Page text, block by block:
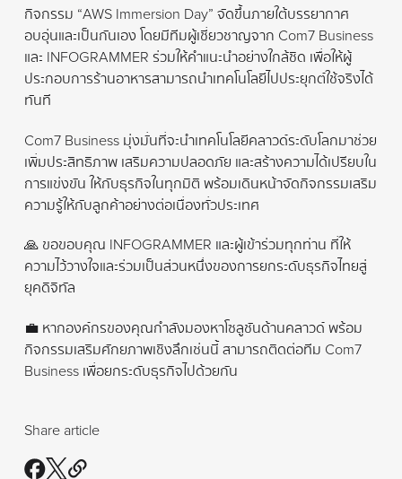
กิจกรรม “AWS Immersion Day” จัดขึ้นภายใต้บรรยากาศ
อบอุ่นและเป็นกันเอง โดยมีทีมผู้เชี่ยวชาญจาก Com7 Business
และ INFOGRAMMER ร่วมให้คำแนะนำอย่างใกล้ชิด เพื่อให้ผู้
ประกอบการร้านอาหารสามารถนำเทคโนโลยีไปประยุกต์ใช้จริงได้
ทันที
Com7 Business มุ่งมั่นที่จะนำเทคโนโลยีคลาวด์ระดับโลกมาช่วย
เพิ่มประสิทธิภาพ เสริมความปลอดภัย และสร้างความได้เปรียบใน
การแข่งขัน ให้กับธุรกิจในทุกมิติ พร้อมเดินหน้าจัดกิจกรรมเสริม
ความรู้ให้กับลูกค้าอย่างต่อเนื่องทั่วประเทศ
🙏 ขอขอบคุณ INFOGRAMMER และผู้เข้าร่วมทุกท่าน ที่ให้
ความไว้วางใจและร่วมเป็นส่วนหนึ่งของการยกระดับธุรกิจไทยสู่
ยุคดิจิทัล
💼 หากองค์กรของคุณกำลังมองหาโซลูชันด้านคลาวด์ พร้อม
กิจกรรมเสริมศักยภาพเชิงลึกเช่นนี้ สามารถติดต่อทีม Com7
Business เพื่อยกระดับธุรกิจไปด้วยกัน
Share article